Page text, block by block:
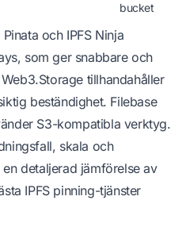
bucket
och IPFS Ninja
som ger snabbare och
tillhandahåller
beständighet. Filebase
S3-kompatibla verktyg.
skala och
detaljerad jämförelse av
IPFS pinning-tjänster